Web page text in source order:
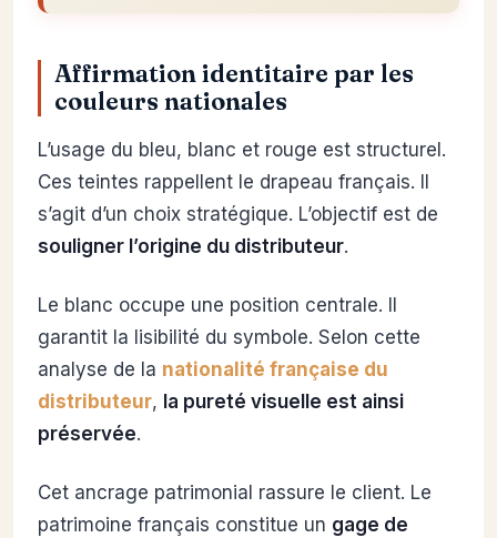
Affirmation identitaire par les
couleurs nationales
L’usage du bleu, blanc et rouge est structurel.
Ces teintes rappellent le drapeau français. Il
s’agit d’un choix stratégique. L’objectif est de
souligner l’origine du distributeur.
Le blanc occupe une position centrale. Il
garantit la lisibilité du symbole. Selon cette
analyse de la nationalité française du
distributeur, la pureté visuelle est ainsi
préservée.
Cet ancrage patrimonial rassure le client. Le
patrimoine français constitue un gage de